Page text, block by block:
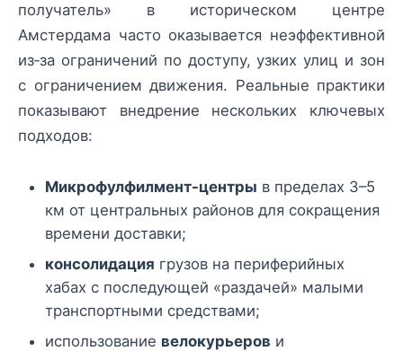
получатель» в историческом центре
Амстердама часто оказывается неэффективной
из‑за ограничений по доступу, узких улиц и зон
с ограничением движения. Реальные практики
показывают внедрение нескольких ключевых
подходов:
Микрофулфилмент-центры в пределах 3–5
км от центральных районов для сокращения
времени доставки;
консолидация грузов на периферийных
хабах с последующей «раздачей» малыми
транспортными средствами;
использование велокурьеров и